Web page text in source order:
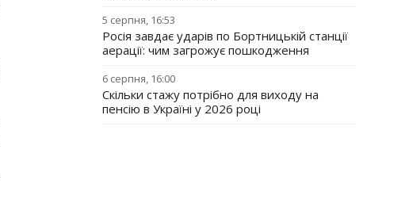
5 серпня, 16:53
Росія завдає ударів по Бортницькій станції
аерації: чим загрожує пошкодження
6 серпня, 16:00
Скільки стажу потрібно для виходу на
пенсію в Україні у 2026 році